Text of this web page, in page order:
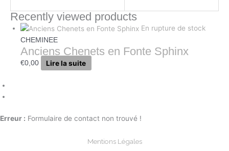
Recently viewed products
En rupture de stock
CHEMINEE
Anciens Chenets en Fonte Sphinx
€0,00 Lire la suite
Erreur : Formulaire de contact non trouvé !
Mentions Légales